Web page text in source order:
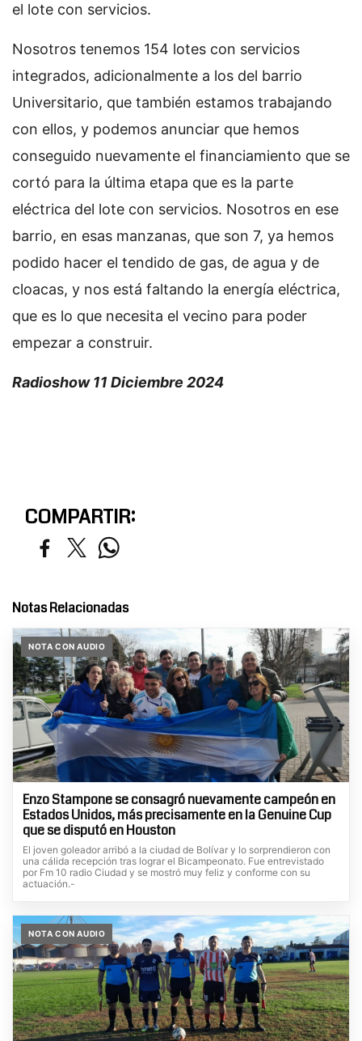
el lote con servicios.
Nosotros tenemos 154 lotes con servicios
integrados, adicionalmente a los del barrio
Universitario, que también estamos trabajando
con ellos, y podemos anunciar que hemos
conseguido nuevamente el financiamiento que se
cortó para la última etapa que es la parte
eléctrica del lote con servicios. Nosotros en ese
barrio, en esas manzanas, que son 7, ya hemos
podido hacer el tendido de gas, de agua y de
cloacas, y nos está faltando la energía eléctrica,
que es lo que necesita el vecino para poder
empezar a construir.
Radioshow 11 Diciembre 2024
COMPARTIR:
Notas Relacionadas
NOTA CON AUDIO
Enzo Stampone se consagró nuevamente campeón en
Estados Unidos, más precisamente en la Genuine Cup
que se disputó en Houston
El joven goleador arribó a la ciudad de Bolívar y lo sorprendieron con
una cálida recepción tras lograr el Bicampeonato. Fue entrevistado
por Fm 10 radio Ciudad y se mostró muy feliz y conforme con su
actuación.-
NOTA CON AUDIO